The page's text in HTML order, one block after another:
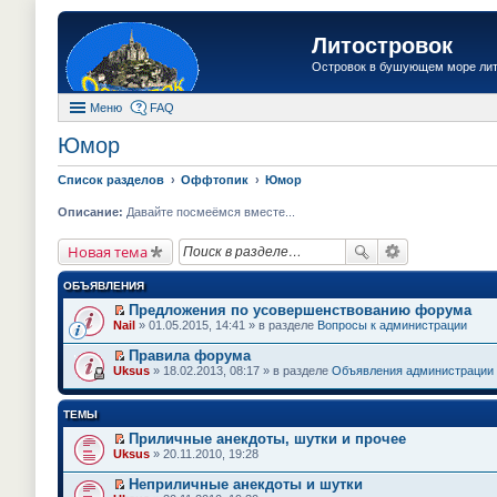
Литостровок
Островок в бушующем море
Меню FAQ
Юмор
Список разделов Оффтопик Юмор
Описание: Давайте посмеёмся вместе...
Новая тема
ОБЪЯВЛЕНИЯ
П
р
е
й
т
и
п
е
р
о
м
Предложения по усовершенствованию форума
Nail » 01.05.2015, 14:41 » в разделе Вопросы к администрации
П
р
т
и
к
п
е
Правила форума
Uksus » 18.02.2013, 08:17 » в разделе Объявления администрации
ТЕМЫ
П
р
е
Приличные анекдоты, шутки и прочее
Uksus » 20.11.2010, 19:28
Неприличные анекдоты и шутки